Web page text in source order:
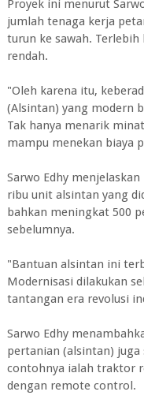
Proyek ini menurut
jumlah tenaga kerja
turun ke sawah.
rendah.
"Oleh karena itu,
(Alsintan) yang modern
Tak hanya menarik
mampu menekan biaya
Sarwo Edhy
ribu unit alsintan yang
bahkan meningkat 500
sebelumnya.
"Bantuan alsintan ini
Modernisasi dilakukan
tantangan era revolusi
Sarwo Edhy
pertanian (alsintan) juga
contohnya ialah traktor
dengan remote control.